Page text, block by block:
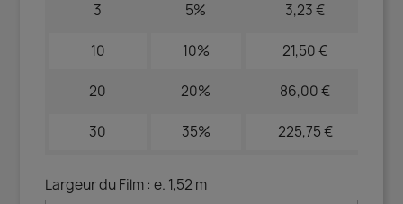
3 5% 3,23 €
10 10% 21,50 €
20 20% 86,00 €
30 35% 225,75 €
Largeur du Film : e. 1,52 m